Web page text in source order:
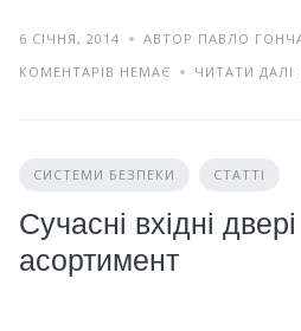
6 СІЧНЯ, 2014
АВТОР ПАВЛО
КОМЕНТАРІВ НЕМАЄ
ЧИТАТИ ДАЛІ
СИСТЕМИ БЕЗПЕКИ СТАТТІ
Сучасні вхідні
асортимент